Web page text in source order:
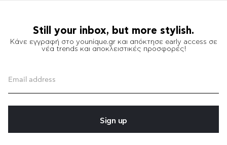
Still your inbox, but more stylish.
Κάνε εγγραφή στο younique.gr και απόκτησε early access σε
νέα trends και αποκλειστικές προσφορές!
Sign up